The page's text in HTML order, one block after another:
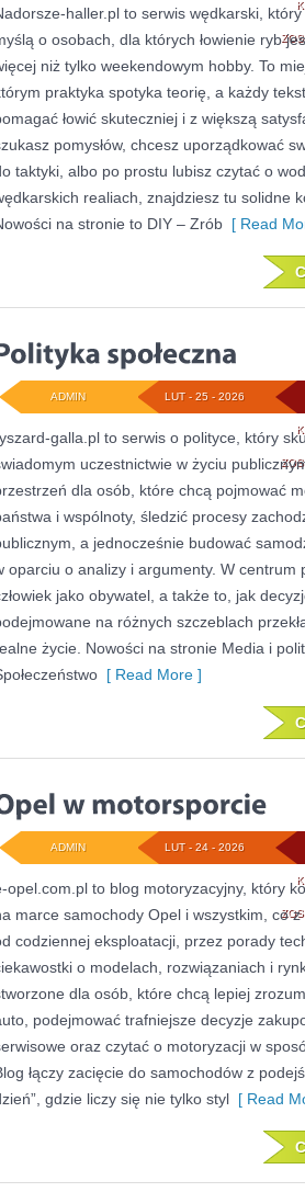
haller.pl to serwis wędkarski, który
o osobach, dla których łowienie ryb
niż tylko weekendowym hobby. To
praktyka spotyka teorię, a każdy
łowić skuteczniej i z większą
pomysłów, chcesz uporządkować
taktyki, albo po prostu lubisz czytać o
realiach, znajdziesz tu solidne
na stronie to DIY – Zrób [ Read
LUT - 25 - 2026
ADMIN
galla.pl to serwis o polityce, który
uczestnictwie w życiu
dla osób, które chcą pojmować
i wspólnoty, śledzić procesy
a jednocześnie budować
oparciu o analizy i argumenty. W centrum
jako obywatel, a także to, jak
na różnych szczeblach
życie. Nowości na stronie Media i
[ Read More ]
LUT - 24 - 2026
ADMIN
opel.com.pl to blog motoryzacyjny, który
marce samochody Opel i wszystkim, co
codziennej eksploatacji, przez porady
o modelach, rozwiązaniach i
dla osób, które chcą lepiej
podejmować trafniejsze decyzje
oraz czytać o motoryzacji w
łączy zacięcie do samochodów z
gdzie liczy się nie tylko styl [ Read